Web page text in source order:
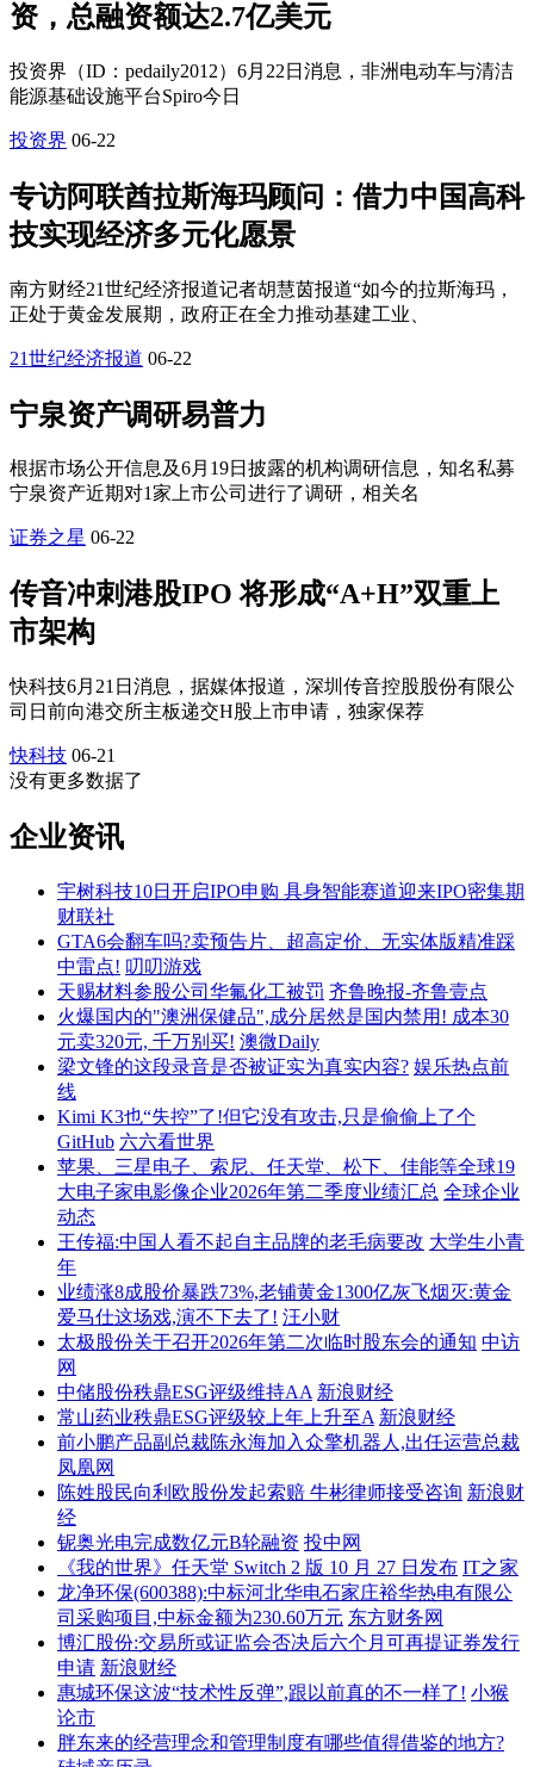
资，总融资额达2.7亿美元
投资界（ID：pedaily2012）6月22日消息，非洲电动车与清洁
能源基础设施平台Spiro今日
投资界 06-22
专访阿联酋拉斯海玛顾问：借力中国高科
技实现经济多元化愿景
南方财经21世纪经济报道记者胡慧茵报道“如今的拉斯海玛，
正处于黄金发展期，政府正在全力推动基建工业、
21世纪经济报道 06-22
宁泉资产调研易普力
根据市场公开信息及6月19日披露的机构调研信息，知名私募
宁泉资产近期对1家上市公司进行了调研，相关名
证券之星 06-22
传音冲刺港股IPO 将形成“A+H”双重上
市架构
快科技6月21日消息，据媒体报道，深圳传音控股股份有限公
司日前向港交所主板递交H股上市申请，独家保荐
快科技 06-21
没有更多数据了
企业资讯
宇树科技10日开启IPO申购 具身智能赛道迎来IPO密集期
财联社
GTA6会翻车吗?卖预告片、超高定价、无实体版精准踩
中雷点! 叨叨游戏
天赐材料参股公司华氟化工被罚 齐鲁晚报-齐鲁壹点
火爆国内的"澳洲保健品",成分居然是国内禁用! 成本30
元卖320元, 千万别买! 澳微Daily
梁文锋的这段录音是否被证实为真实内容? 娱乐热点前
线
Kimi K3也“失控”了!但它没有攻击,只是偷偷上了个
GitHub 六六看世界
苹果、三星电子、索尼、任天堂、松下、佳能等全球19
大电子家电影像企业2026年第二季度业绩汇总 全球企业
动态
王传福:中国人看不起自主品牌的老毛病要改 大学生小青
年
业绩涨8成股价暴跌73%,老铺黄金1300亿灰飞烟灭:黄金
爱马仕这场戏,演不下去了! 汪小财
太极股份关于召开2026年第二次临时股东会的通知 中访
网
中储股份秩鼎ESG评级维持AA 新浪财经
常山药业秩鼎ESG评级较上年上升至A 新浪财经
前小鹏产品副总裁陈永海加入众擎机器人,出任运营总裁
凤凰网
陈姓股民向利欧股份发起索赔 牛彬律师接受咨询 新浪财
经
铌奥光电完成数亿元B轮融资 投中网
《我的世界》任天堂 Switch 2 版 10 月 27 日发布 IT之家
龙净环保(600388):中标河北华电石家庄裕华热电有限公
司采购项目,中标金额为230.60万元 东方财务网
博汇股份:交易所或证监会否决后六个月可再提证券发行
申请 新浪财经
惠城环保这波“技术性反弹”,跟以前真的不一样了! 小猴
论市
胖东来的经营理念和管理制度有哪些值得借鉴的地方?